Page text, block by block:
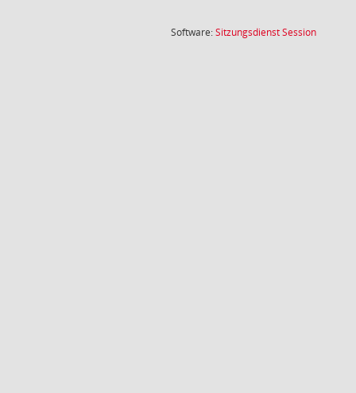
Software:SitzungsdienstSession(Wird in